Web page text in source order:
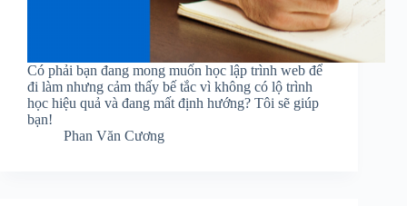
Có phải bạn đang mong muốn học lập trình web để
đi làm nhưng cảm thấy bế tắc vì không có lộ trình
học hiệu quả và đang mất định hướng? Tôi sẽ giúp
bạn!
Phan Văn Cương